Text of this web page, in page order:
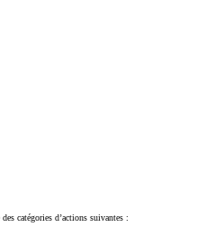
catégories d’actions suivantes :